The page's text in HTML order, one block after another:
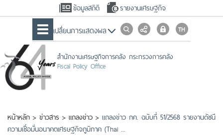
ข้อมูลสถิติ รายงานเศรษฐกิจ
เปลื่ยนการแสดงผล
สำนักงานเศรษฐกิจการคลัง กระทรวงการคลัง
Fiscal Policy Office
หน้าหลัก > ข่าวสาร > แถลงข่าว > แถลงข่าว กค. ฉบับที่ 51/2568 รายงานดัชนี
ความเชื่อมั่นอนาคตเศรษฐกิจภูมิภาค (Thai ...